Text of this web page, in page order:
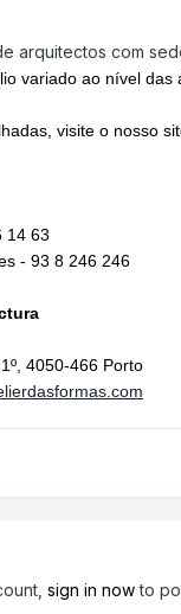
arquitectos com
variado ao nível das
visite o nosso
14 63
- 93 8 246 246
4050-466 Porto
sign in nowto